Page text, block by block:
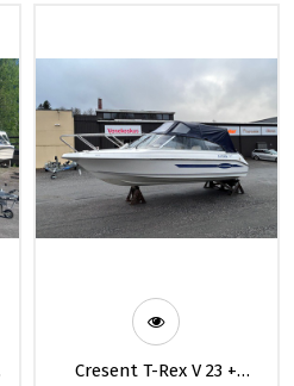
Cresent T-Rex V 23 +